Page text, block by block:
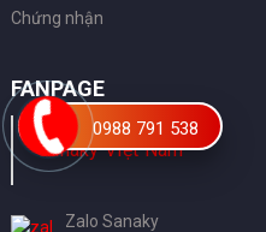
Chứng nhận
FANPAGE
Sanaky Việt Nam
Zalo Sanaky
0988 791 538